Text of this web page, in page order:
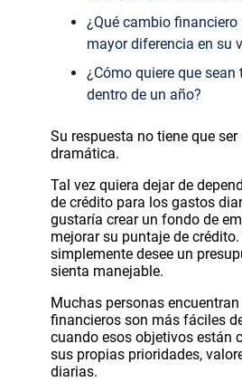
¿Qué cambio
mayor diferencia en su
¿Cómo quiere que
dentro de un año?
Su respuesta no tiene que
dramática.
Tal vez quiera dejar de
de crédito para los gastos
gustaría crear un fondo de
mejorar su puntaje de
simplemente desee un
sienta manejable.
Muchas personas
financieros son más fáciles
cuando esos objetivos están
sus propias prioridades,
diarias.